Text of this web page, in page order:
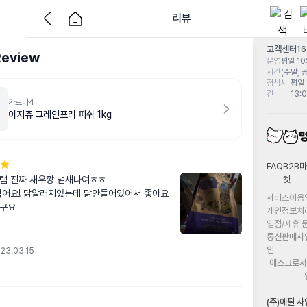
리뷰
카르나4
이지츄 그레인프리 피쉬 1kg
진짜 새우깡 냄새나여ㅎㅎ
요! 닭알러지있는데 닭안들어있어서 좋아요
요
고객센터
운영
시간
평일
(주말,
점심시
간
평
FAQB2B마
켓
서비스이용
개인정보처
입점/제휴
통신판매사
인
에스크로
(주)에필 사